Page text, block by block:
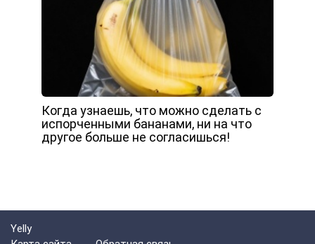
Когда узнаешь, что можно сделать с
испорченными бананами, ни на что
другое больше не согласишься!
Yelly